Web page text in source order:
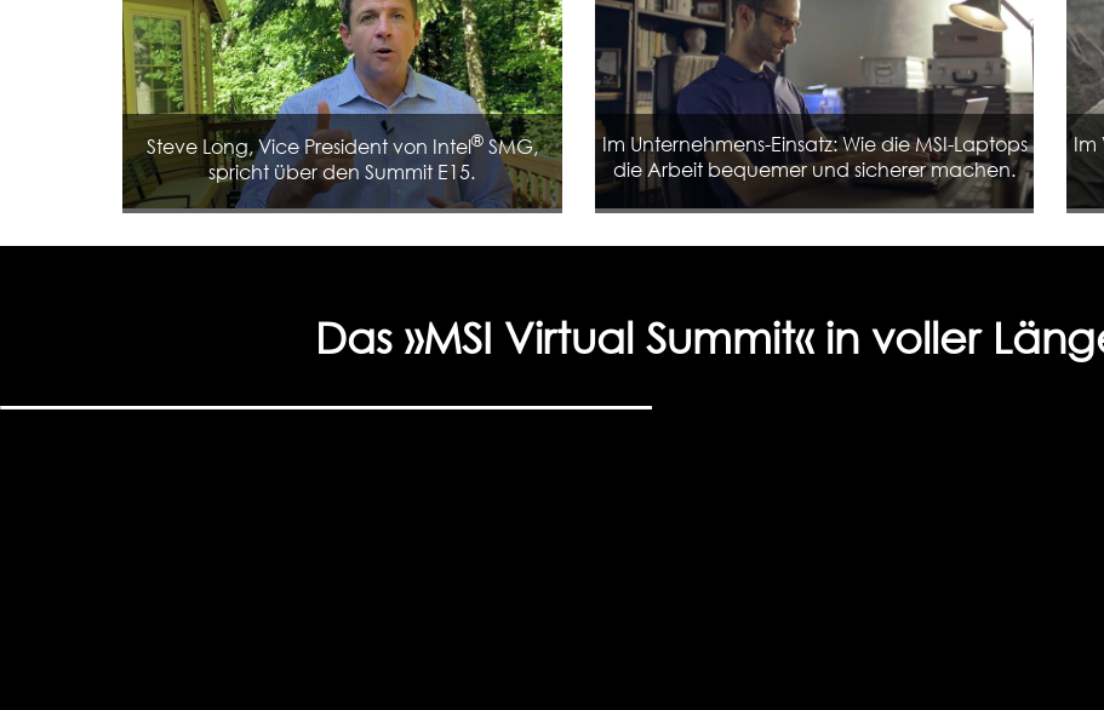
Steve Long, Vice President von Intel®SMG,
spricht über den Summit E15.
Im Unternehmens-Einsatz: Wie die MSI-Laptops
die Arbeit bequemer und sicherer machen.
Im
Das »MSI Virtual Summit« in voller